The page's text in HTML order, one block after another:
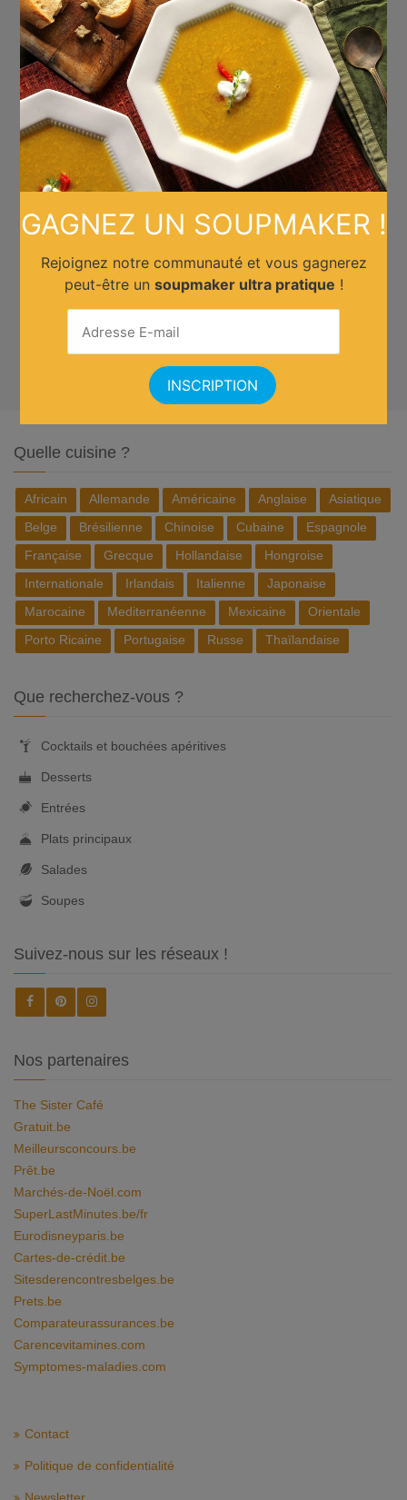
Quelle cuisine ?
Africain Allemande Américaine Anglaise
Asiatique
Belge
Brésilienne Chinoise Cubaine
Espagnole
Française
Grecque Hollandaise
Hongroise
Internationale
Irlandais Italienne
Japonaise
Marocaine
Mediterranéenne Mexicaine
Orientale
Porto Ricaine
Portugaise Russe Thaïlandaise
Que recherchez-vous ?
Cocktails et bouchées apéritives
Desserts
Entrées
Plats principaux
Salades
Soupes
Suivez-nous sur les réseaux !
Nos partenaires
The Sister Café
Gratuit.be
Meilleursconcours.be
Prêt.be
Marchés-de-Noël.com
SuperLastMinutes.be/fr
Eurodisneyparis.be
Cartes-de-crédit.be
Sitesderencontresbelges.be
Prets.be
Comparateurassurances.be
Carencevitamines.com
Symptomes-maladies.com
Contact
Politique de confidentialité
GAGNEZ UN SOUPMAKER !
Rejoignez notre communauté et vous gagnerez
peut-être un soupmaker ultra pratique !